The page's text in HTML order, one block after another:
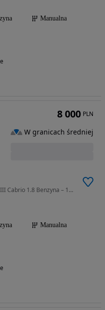
Manualna
1781 cm3 • 75 KM • Volkswagen Golf III Cabrio 1.8 Benzyna – 1997
Manualna
8 000 PLN
W granicach średniej